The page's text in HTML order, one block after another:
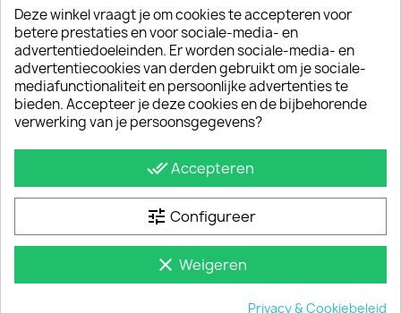
tegen dure dorpelschade. Daarnaast geeft een
rearbar de bus een robuuste look. Onze
beschermbar is van hoogwaardig mat /
geborstels RVS en heeft een buisdiameter van
ongeveer 64 mm.
MONTAGE
De backbar is eenvoudig te monteren; de
montageset van de achterbalk is afgestemd op
de bestaande montagegaten in uw bestelwagen.
Je hoeft dus niets af te meten of te boren. Het
montagemateriaal en de montagehandleiding
levert sidebar.nl mee met de rear-bar.
Deze winkel vraagt je om cookies te accepteren voor
betere prestaties en voor sociale-media- en
advertentiedoeleinden. Er worden sociale-media- en
advertentiecookies van derden gebruikt om je sociale-
mediafunctionaliteit en persoonlijke advertenties te
bieden. Accepteer je deze cookies en de bijbehorende
verwerking van je persoonsgegevens?
done_allAccepteren
tune Configureer
clear Weigeren
Privacy & Cookiebeleid